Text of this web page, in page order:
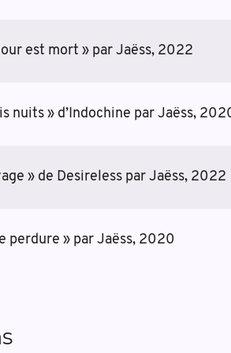
est mort » par Jaëss, 2022
nuits » d’Indochine par Jaëss,
» de Desireless par Jaëss, 2022
perdure » par Jaëss, 2020